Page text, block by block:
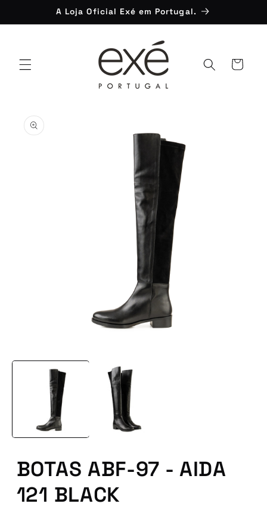
conteúdo
A Loja Oficial Exé em Portugal.
Carrinho
informação
do produto
conteúdo
multimédia
BOTAS ABF-97 - AIDA
121 BLACK